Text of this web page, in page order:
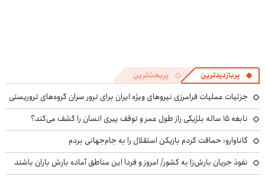
پربازدیدترین پربحث‌ترین
جزئیات عملیات فرامرزی نیروهای ویژه ایران برای ترور سران گروه‌های تروریستی
نابغه ۱۵ ساله بلژیکی راز طول عمر و توقف پیری انسان را کشف می‌کند؟
کاناوارو: حماقت کردم بازیکن استقلال را به جام‌جهانی بردم
نفوذ جریان بارش‌زا به کشور/ امروز و فردا این مناطق آماده بارش باران باشند